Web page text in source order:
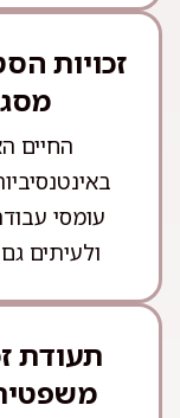
זכויות
החיים
עומסי
ולעיתים
תעודת